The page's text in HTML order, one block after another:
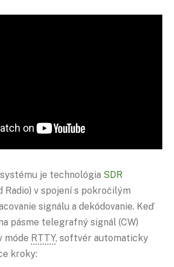
je technológia SDR
Radio) v spojení s pokročilým
signálu a dekódovanie. Keď
pásme telegrafný signál (CW)
móde RTTY, softvér automaticky
kroky: